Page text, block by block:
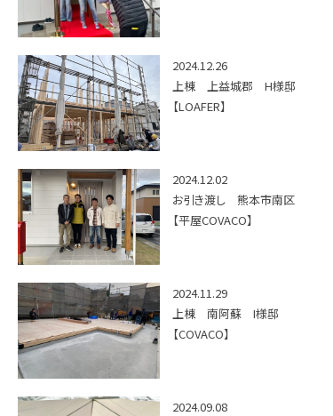
2024.12.26
上棟 上益城郡 H様邸
【LOAFER】
2024.12.02
お引き渡し 熊本市南区
【平屋COVACO】
2024.11.29
上棟 南阿蘇 I様邸
【COVACO】
2024.09.08